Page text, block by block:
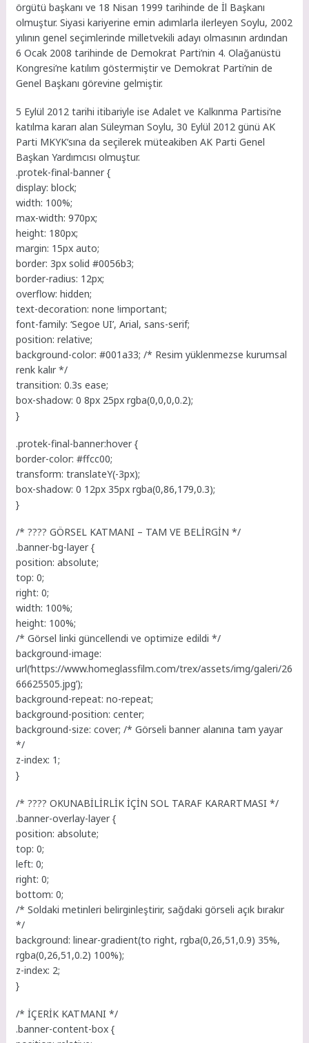
örgütü başkanı ve 18 Nisan 1999 tarihinde de İl Başkanı
olmuştur. Siyasi kariyerine emin adımlarla ilerleyen Soylu, 2002
yılının genel seçimlerinde milletvekili adayı olmasının ardından
6 Ocak 2008 tarihinde de Demokrat Parti’nin 4. Olağanüstü
Kongresi’ne katılım göstermiştir ve Demokrat Parti’nin de
Genel Başkanı görevine gelmiştir.
5 Eylül 2012 tarihi itibariyle ise Adalet ve Kalkınma Partisi’ne
katılma kararı alan Süleyman Soylu, 30 Eylül 2012 günü AK
Parti MKYK’sına da seçilerek müteakiben AK Parti Genel
Başkan Yardımcısı olmuştur.
.protek-final-banner {
display: block;
width: 100%;
max-width: 970px;
height: 180px;
margin: 15px auto;
border: 3px solid #0056b3;
border-radius: 12px;
overflow: hidden;
text-decoration: none !important;
font-family: ‘Segoe UI’, Arial, sans-serif;
position: relative;
background-color: #001a33; /* Resim yüklenmezse kurumsal
renk kalır */
transition: 0.3s ease;
box-shadow: 0 8px 25px rgba(0,0,0,0.2);
}
.protek-final-banner:hover {
border-color: #ffcc00;
transform: translateY(-3px);
box-shadow: 0 12px 35px rgba(0,86,179,0.3);
}
/* ????️ GÖRSEL KATMANI – TAM VE BELİRGİN */
.banner-bg-layer {
position: absolute;
top: 0;
right: 0;
width: 100%;
height: 100%;
/* Görsel linki güncellendi ve optimize edildi */
background-image:
url(‘https://www.homeglassfilm.com/trex/assets/img/galeri/26
66625505.jpg’);
background-repeat: no-repeat;
background-position: center;
background-size: cover; /* Görseli banner alanına tam yayar
*/
z-index: 1;
}
/* ???? OKUNABİLİRLİK İÇİN SOL TARAF KARARTMASI */
.banner-overlay-layer {
position: absolute;
top: 0;
left: 0;
right: 0;
bottom: 0;
/* Soldaki metinleri belirginleştirir, sağdaki görseli açık bırakır
*/
background: linear-gradient(to right, rgba(0,26,51,0.9) 35%,
rgba(0,26,51,0.2) 100%);
z-index: 2;
}
/* İÇERİK KATMANI */
.banner-content-box {